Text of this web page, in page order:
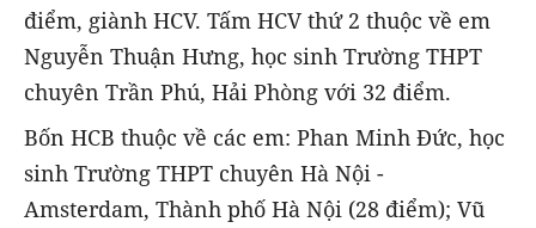
điểm, giành HCV. Tấm HCV thứ 2 thuộc về em
Nguyễn Thuận Hưng, học sinh Trường THPT
chuyên Trần Phú, Hải Phòng với 32 điểm.
Bốn HCB thuộc về các em: Phan Minh Đức, học
sinh Trường THPT chuyên Hà Nội -
Amsterdam, Thành phố Hà Nội (28 điểm); Vũ